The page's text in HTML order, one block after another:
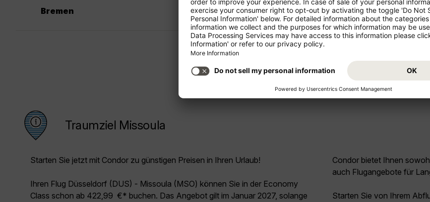
Bremen Dresden
Mehr anzeigen
Traumziel Missoula
Starten Sie jetzt mit Condor zu günstigen Preisen in Ihren Urlaub!
Ihren Flug Düsseldorf (DUS) - Missoula (MSO) können Sie in der Economy
Class schon ab 422,99 €* buchen. Das Angebot gilt im Januar 2027, solange
Condor bietet Ihnen
auch Flugangebote für
Starten Sie von Ihrem